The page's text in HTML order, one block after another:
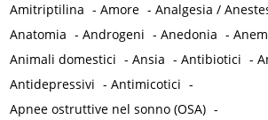
Amitriptilina -Amore -Analgesia /
Anatomia -Androgeni -Anedonia -
Animali domestici -Ansia -Antibiotici -
Antidepressivi -Antimicotici -
Apnee ostruttive nel sonno (OSA) -